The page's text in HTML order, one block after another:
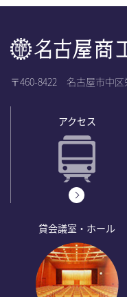
〒460-8422 名古屋市中区
アクセス
貸会議室・ホール